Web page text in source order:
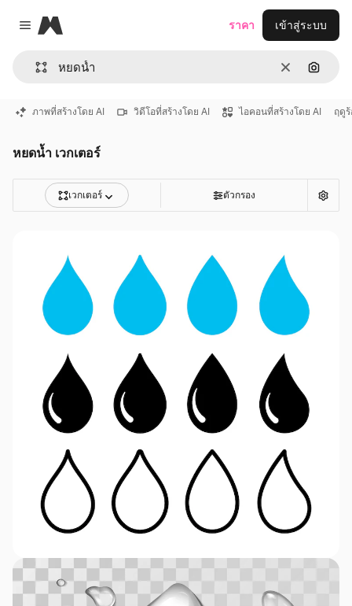
Close menu
Magnific
ชัดเจนค้นหา
ราคา เข้าสู่ระบบ
ภาพที่สร้างโดย AI วิดีโอที่สร้างโดย AI ไอคอนที่สร้างโดย AI ฤดู
หยดน้ำ เวกเตอร์
เวกเตอร์ ตัวกรอง